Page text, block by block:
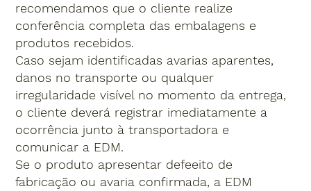
recomendamos que o cliente realize
conferência completa das embalagens e
produtos recebidos.
Caso sejam identificadas avarias aparentes,
danos no transporte ou qualquer
irregularidade visível no momento da entrega,
o cliente deverá registrar imediatamente a
ocorrência junto à transportadora e
comunicar a EDM.
Se o produto apresentar defeeito de
fabricação ou avaria confirmada, a EDM